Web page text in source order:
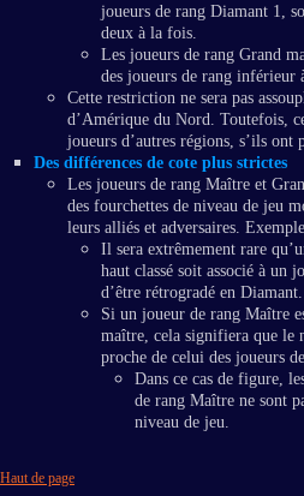
joueurs de rang Diamant 1,
deux à la fois.
Les joueurs de rang Grand
des joueurs de rang inférieur
Cette restriction ne sera pas
d’Amérique du Nord. Toutefois,
joueurs d’autres régions, s’ils ont
Des différences de cote plus strictes
Les joueurs de rang Maître et
des fourchettes de niveau de jeu
leurs alliés et adversaires.
Il sera extrêmement rare
haut classé soit associé à un
d’être rétrogradé en Diamant.
Si un joueur de rang Maître
maître, cela signifiera que le
proche de celui des joueurs
Dans ce cas de figure,
de rang Maître ne sont
niveau de jeu.
Haut de page